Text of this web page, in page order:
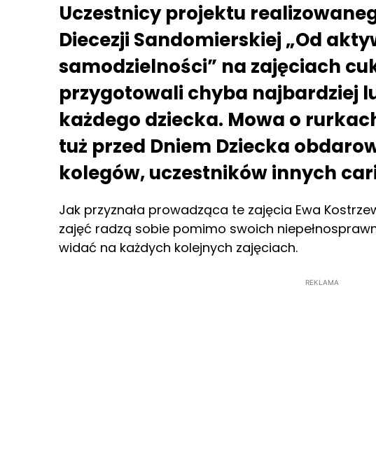
Uczestnicy projektu
Diecezji Sandomierskiej „Od
samodzielności” na zajęciach
przygotowali chyba najbardziej
każdego dziecka. Mowa o
tuż przed Dniem Dziecka
kolegów, uczestników innych
Jak przyznała prowadząca te zajęcia Ewa
zajęć radzą sobie pomimo swoich
widać na każdych kolejnych zajęciach.
REKLAMA